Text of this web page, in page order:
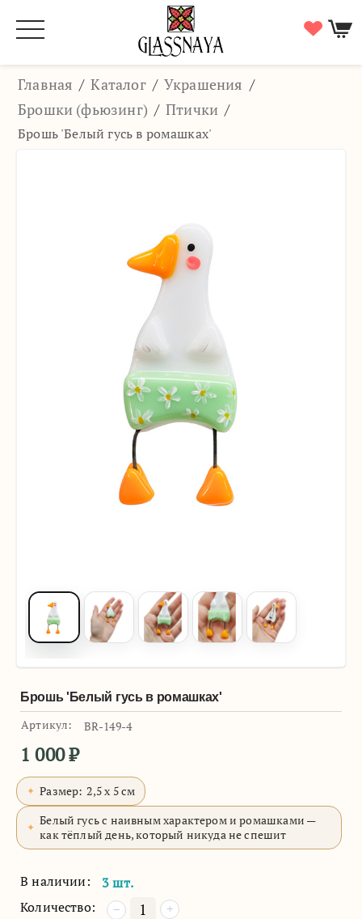
Главная / Каталог / Украшения /
Брошки (фьюзинг) / Птички /
Брошь 'Белый гусь в ромашках'
Брошь 'Белый гусь в ромашках'
Артикул: BR-149-4
1 000₽
Размер: 2,5 x 5 см
Белый гусь с наивным характером и ромашками —
как тёплый день, который никуда не спешит
В наличии:
3 шт.
Количество:
+
−